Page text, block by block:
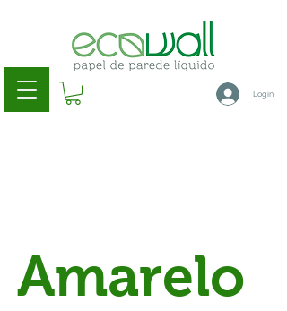
Login
Amarelo